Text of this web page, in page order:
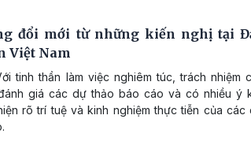
đổi mới từ những kiến nghị tại
Việt Nam
tinh thần làm việc nghiêm túc, trách nhiệm
giá các dự thảo báo cáo và có nhiều ý
rõ trí tuệ và kinh nghiệm thực tiễn của các